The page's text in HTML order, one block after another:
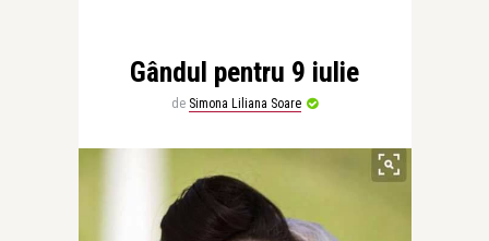
Gândul pentru 9 iulie
de Simona Liliana Soare